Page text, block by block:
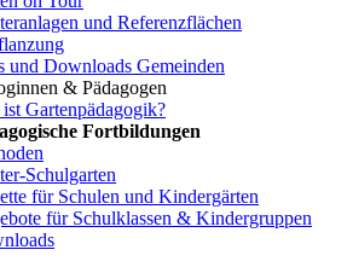
und Referenzflächen
und Downloads Gemeinden
& Pädagogen
ist Gartenpädagogik?
Fortbildungen
Schulgarten
für Schulen und Kindergärten
für Schulklassen & Kindergruppen